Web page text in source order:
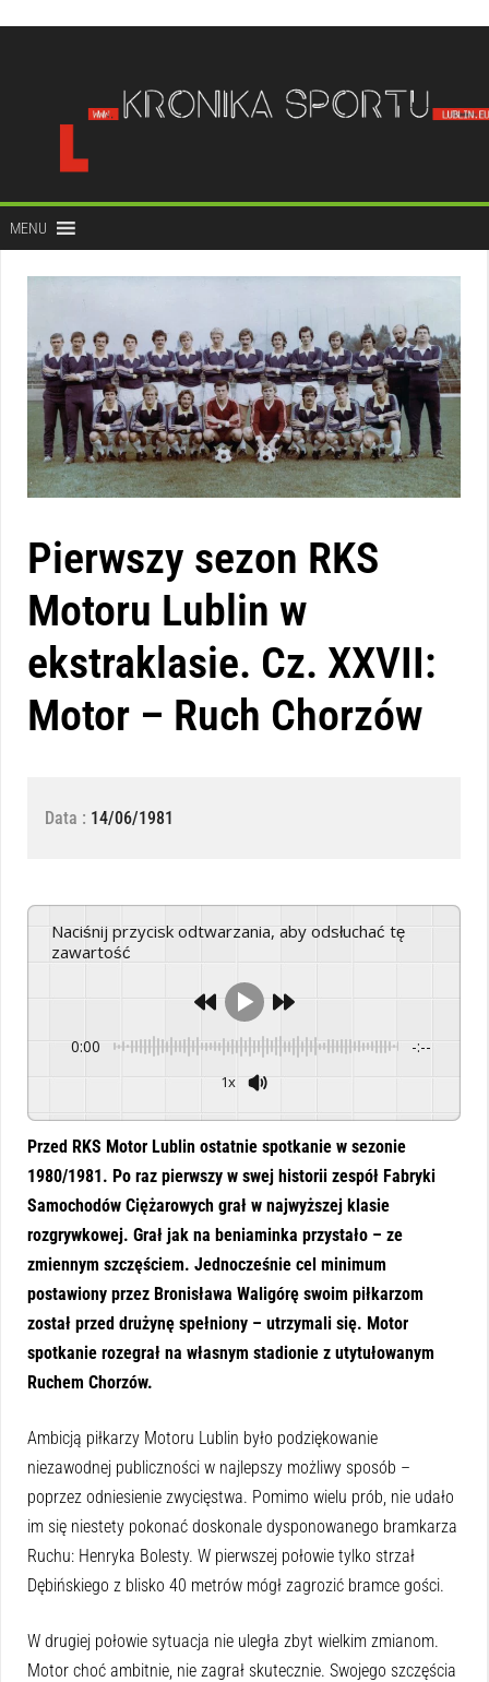
treści
MENU
Pierwszy sezon RKS
Motoru Lublin w
ekstraklasie. Cz. XXVII:
Motor – Ruch Chorzów
Data : 14/06/1981
Naciśnij przycisk odtwarzania, aby odsłuchać tę
zawartość
0:00 -:--
1x
Przed RKS Motor Lublin ostatnie spotkanie w sezonie
1980/1981. Po raz pierwszy w swej historii zespół Fabryki
Samochodów Ciężarowych grał w najwyższej klasie
rozgrywkowej. Grał jak na beniaminka przystało – ze
zmiennym szczęściem. Jednocześnie cel minimum
postawiony przez Bronisława Waligórę swoim piłkarzom
został przed drużynę spełniony – utrzymali się. Motor
spotkanie rozegrał na własnym stadionie z utytułowanym
Ruchem Chorzów.
Ambicją piłkarzy Motoru Lublin było podziękowanie
niezawodnej publiczności w najlepszy możliwy sposób –
poprzez odniesienie zwycięstwa. Pomimo wielu prób, nie udało
im się niestety pokonać doskonale dysponowanego bramkarza
Ruchu: Henryka Bolesty. W pierwszej połowie tylko strzał
Dębińskiego z blisko 40 metrów mógł zagrozić bramce gości.
W drugiej połowie sytuacja nie uległa zbyt wielkim zmianom.
Motor choć ambitnie, nie zagrał skutecznie. Swojego szczęścia